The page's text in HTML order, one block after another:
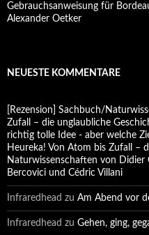
Gebrauchsanweisung für
Alexander Oetker
NEUESTE KOMMENTARE
[Rezension] Sachbuch/
Zufall – die unglaubliche
richtig tolle Idee - aber welche
Heureka! Von Atom bis Zufall –
Naturwissenschaften von Didier
Bercovici und Cédric Villani
Infraredhead zu Am Abend vor
Infraredhead zu Gehen, ging,